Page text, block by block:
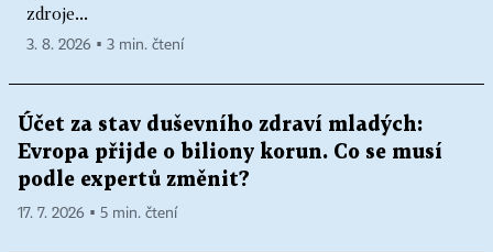
zdroje...
3. 8. 2026 ▪ 3 min. čtení
Účet za stav duševního zdraví mladých:
Evropa přijde o biliony korun. Co se musí
podle expertů změnit?
17. 7. 2026 ▪ 5 min. čtení